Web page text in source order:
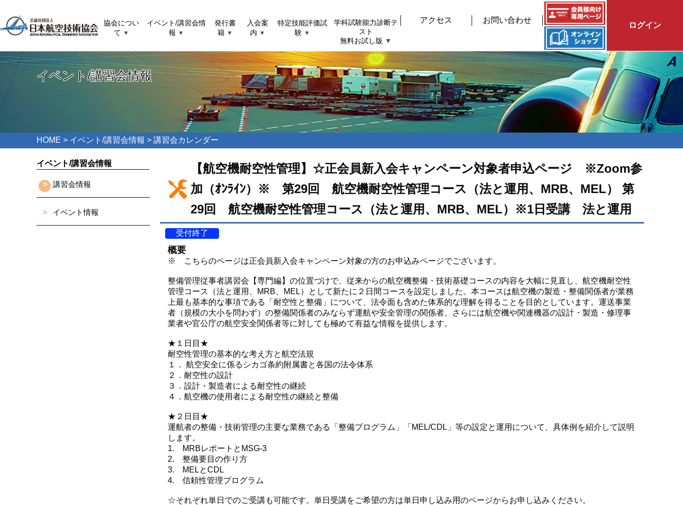
協会につい
て ▼
イベント/講習会情
報 ▼
発行書
籍 ▼
入会案
内 ▼
特定技能評価試
験 ▼
学科試験能力診断テ
スト
無料お試し版 ▼
アクセス お問い合わせ
ログイン
イベント/講習会情報
HOME > イベント/講習会情報 > 講習会カレンダー
イベント/講習会情報
> 講習会情報
> イベント情報
【航空機耐空性管理】☆正会員新入会キャンペーン対象者申込ページ ※Zoom参
加（ｵﾝﾗｲﾝ）※ 第29回 航空機耐空性管理コース（法と運用、MRB、MEL） 第
29回 航空機耐空性管理コース（法と運用、MRB、MEL）※1日受講 法と運用
受付終了
概要
※ こちらのページは正会員新入会キャンペーン対象の方のお申込みページでございます。
整備管理従事者講習会【専門編】の位置づけで、従来からの航空機整備・技術基礎コースの内容を大幅に見直し、航空機耐空性
管理コース（法と運用、MRB、MEL）として新たに２日間コースを設定しました。本コースは航空機の製造・整備関係者が業務
上最も基本的な事項である「耐空性と整備」について、法令面も含めた体系的な理解を得ることを目的としています。運送事業
者（規模の大小を問わず）の整備関係者のみならず運航や安全管理の関係者、さらには航空機や関連機器の設計・製造・修理事
業者や官公庁の航空安全関係者等に対しても極めて有益な情報を提供します。
★１日目★
耐空性管理の基本的な考え方と航空法規
１． 航空安全に係るシカゴ条約附属書と各国の法令体系
２．耐空性の設計
３．設計・製造者による耐空性の継続
４．航空機の使用者による耐空性の継続と整備
★２日目★
運航者の整備・技術管理の主要な業務である「整備プログラム」「MEL/CDL」等の設定と運用について、具体例を紹介して説明
します。
1. MRBレポートとMSG-3
2. 整備要目の作り方
3. MELとCDL
4. 信頼性管理プログラム
☆それぞれ単日でのご受講も可能です。単日受講をご希望の方は単日申し込み用のページからお申し込みください。